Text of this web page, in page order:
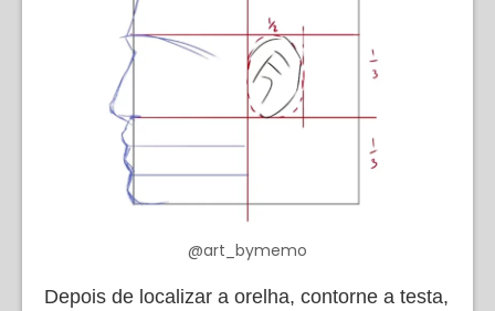
@art_bymemo
Depois de localizar a orelha, contorne a testa,